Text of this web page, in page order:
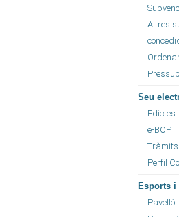
Altres
Seu
Edictes
e-BOP
Tràmits
Perfil
Esports i
Pavelló